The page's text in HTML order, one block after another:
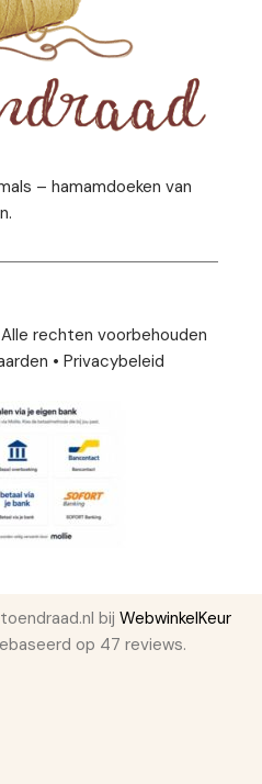
– hamamdoeken van
rechten voorbehouden
• Privacybeleid
bij WebwinkelKeur
op 47 reviews.